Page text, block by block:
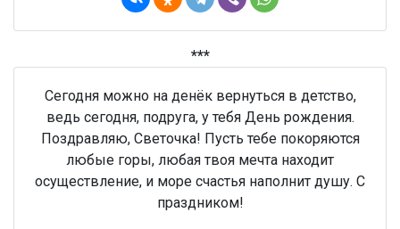
***
Сегодня можно на денёк вернуться в детство,
ведь сегодня, подруга, у тебя День рождения.
Поздравляю, Светочка! Пусть тебе покоряются
любые горы, любая твоя мечта находит
осуществление, и море счастья наполнит душу. С
праздником!